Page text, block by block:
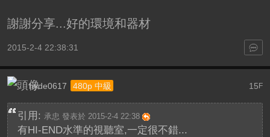
謝謝分享...好的環境和器材
2015-2-4 22:38:31
15 F
hyde0617 480p 中級
引用: 承忠 發表於 2015-2-4 22:38
有HI-END水準的視聽室,一定很不錯...